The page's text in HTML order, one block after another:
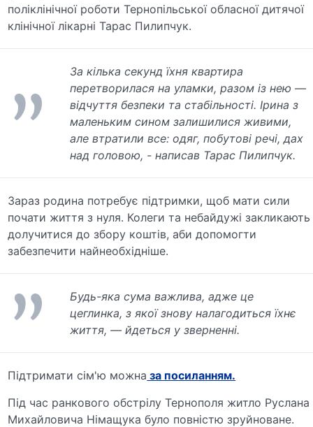
поліклінічної роботи Тернопільської обласної дитячої
клінічної лікарні Тарас Пилипчук.
За кілька секунд їхня квартира
перетворилася на уламки, разом із нею —
відчуття безпеки та стабільності. Ірина з
маленьким сином залишилися живими,
але втратили все: одяг, побутові речі, дах
над головою, - написав Тарас Пилипчук.
Зараз родина потребує підтримки, щоб мати сили
почати життя з нуля. Колеги та небайдужі закликають
долучитися до збору коштів, аби допомогти
забезпечити найнеобхідніше.
Будь-яка сума важлива, адже це
цеглинка, з якої знову налагодиться їхнє
життя, — йдеться у зверненні.
Підтримати сім'ю можна за посиланням.
Під час ранкового обстрілу Тернополя житло Руслана
Михайловича Німащука було повністю зруйноване.